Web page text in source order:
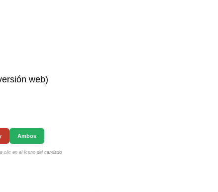
web)
Ambos
clic en el ícono del candado